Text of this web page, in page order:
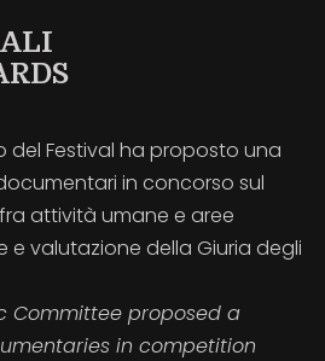
del Festival ha proposto una
in concorso sul
attività umane e aree
e valutazione della Giuria degli
Committee proposed a
in competition